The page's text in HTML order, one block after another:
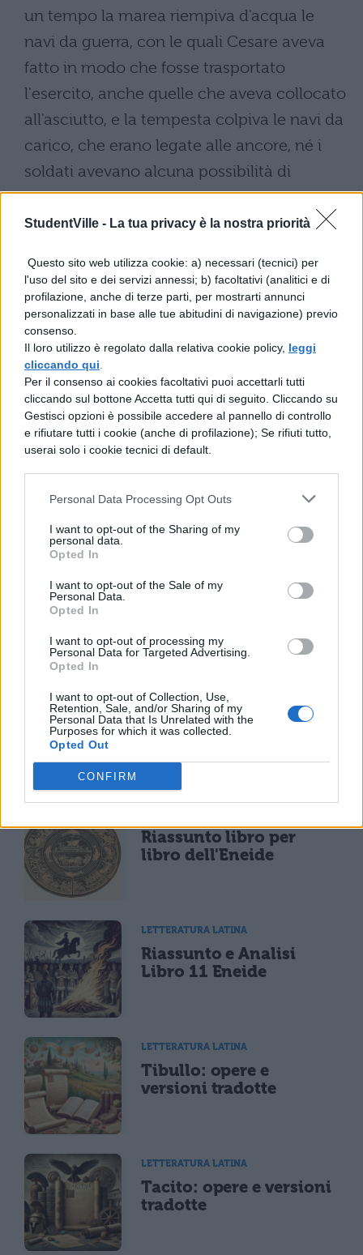
StudentVille - La tua privacy è la nostra priorità
Questo sito web utilizza cookie: a) necessari (tecnici) per
l'uso del sito e dei servizi annessi; b) facoltativi (analitici e di
profilazione, anche di terze parti, per mostrarti annunci
personalizzati in base alle tue abitudini di navigazione) previo
consenso.
Il loro utilizzo è regolato dalla relativa cookie policy, leggi
cliccando qui
Per il consenso ai cookies facoltativi puoi accettarli tutti
cliccando sul bottone Accetta tutti qui di seguito. Cliccando su
Gestisci opzioni è possibile accedere al pannello di controllo
e rifiutare tutti i cookie (anche di profilazione); Se rifiuti tutto,
userai solo i cookie tecnici di default.
Personal Data Processing Opt Outs
I want to opt-out of the Sharing of my
personal data.
Opted In
I want to opt-out of the Sale of my
Personal Data.
Opted In
I want to opt-out of processing my
Personal Data for Targeted Advertising.
Opted In
I want to opt-out of Collection, Use,
Retention, Sale, and/or Sharing of my
Personal Data that Is Unrelated with the
Purposes for which it was collected.
Opted Out
CONFIRM
un tempo la marea riempiva d'acqua le
navi da guerra, con le quali Cesare aveva
fatto in modo che fosse trasportato
l'esercito, anche quelle che aveva collocato
all'asciutto, e la tempesta colpiva le navi da
carico, che erano legate alle ancore, né i
soldati avevano alcuna possibilità di
governarle o di fornire aiuto. Danneggiate
molte navi, poiché le rimanenti, perse le
inutilizzabili per navigare, si verificò un
grande turbamento di tutto l'esercito, cosa
che era inevitabile che accadesse. Non
c'erano infatti altre navi, sulle quali
potessero essere riportati indietro, e
mancavano tutte le cose che erano
necessarie per riparare le navi, e, poiché a
tutti era chiaro che bisognava trascorrere
frumento per l'inverno in Britannia.
TI POTREBBE INTERESSARE
LETTERATURA LATINA
La Commedia di Plauto
Riassunto libro per
libro dell'Eneide
LETTERATURA LATINA
Riassunto e Analisi
Libro 11 Eneide
LETTERATURA LATINA
Tibullo: opere e
versioni tradotte
LETTERATURA LATINA
Tacito: opere e versioni
tradotte